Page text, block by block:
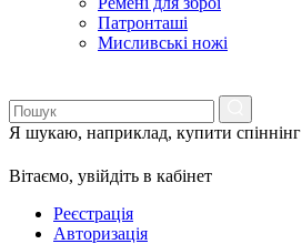
Патронташі
Мисливські ножі
Я шукаю, наприклад, купити спіннінг
Вітаємо, увійдіть в кабінет
Реєстрація
Авторизація